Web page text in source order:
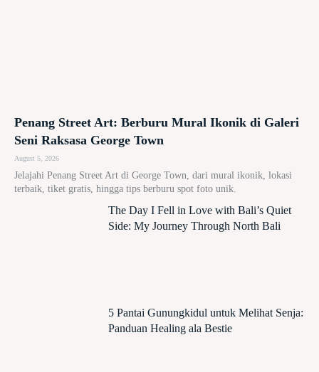
Penang Street Art: Berburu Mural Ikonik di Galeri
Seni Raksasa George Town
August 5, 2026
Jelajahi Penang Street Art di George Town, dari mural ikonik, lokasi
terbaik, tiket gratis, hingga tips berburu spot foto unik.
The Day I Fell in Love with Bali’s Quiet
Side: My Journey Through North Bali
5 Pantai Gunungkidul untuk Melihat Senja:
Panduan Healing ala Bestie